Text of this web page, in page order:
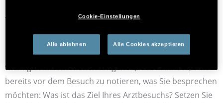
Themen, die Ihnen auf dem Herzen liegen, zu
besprechen.
Damit Sie keine Frage vergessen und Ihnen keine
wichtigen Informationen entgehen, ist es sinnvoll, sich
bereits vor dem Besuch zu notieren, was Sie besprechen
möchten: Was ist das Ziel Ihres Arztbesuchs? Setzen Sie
Cookie-Einstellungen
Alle ablehnen Alle Cookies akzeptieren